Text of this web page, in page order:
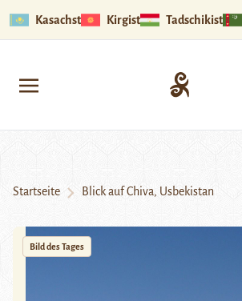
Kasachstan Kirgistan Tadschikistan
Startseite Blick auf Chiva, Usbekistan
Bild des Tages